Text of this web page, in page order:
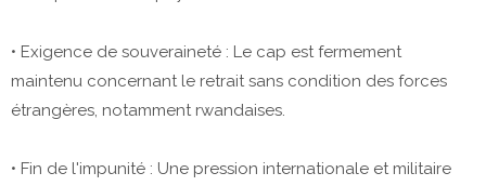
​• Exigence de souveraineté : Le cap est fermement
maintenu concernant le retrait sans condition des forces
étrangères, notamment rwandaises.
• ​Fin de l'impunité : Une pression internationale et militaire